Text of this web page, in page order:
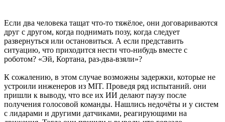
Если два человека тащат что-то тяжёлое, они договариваются
друг с другом, когда поднимать позу, когда следует
развернуться или остановиться. А если представить
ситуацию, что приходится нести что-нибудь вместе с
роботом? «Эй, Кортана, раз-два-взяли»?
К сожалению, в этом случае возможны задержки, которые не
устроили инженеров из MIT. Проведя ряд испытаний. они
пришли к выводу, что все их ИИ делают паузу после
получения голосовой команды. Нашлись недочёты и у систем
с лидарами и другими датчиками, реагирующими на